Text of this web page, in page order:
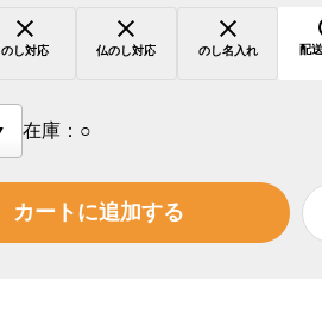
のし対応 仏のし対応 のし名入れ 配
在庫： ○
カートに追加する